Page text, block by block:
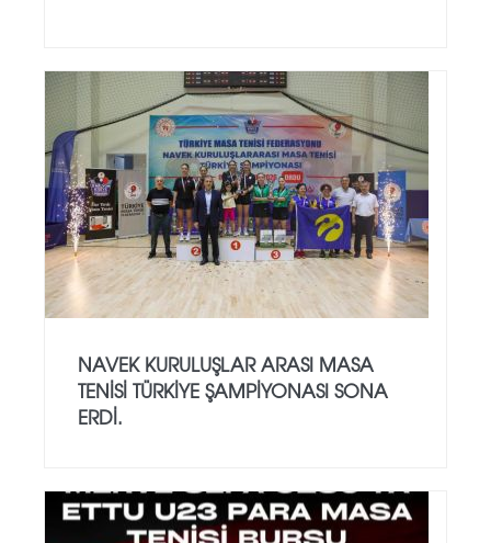
NAVEK KURULUŞLAR ARASI MASA
TENISI TÜRKIYE ŞAMPIYONASI SONA
ERDI.